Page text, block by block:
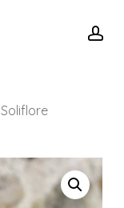
Soliflore